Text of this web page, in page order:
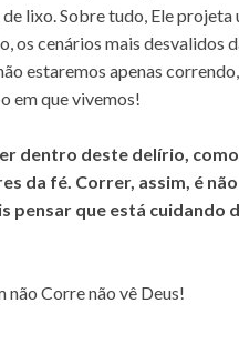
lixo. Sobre tudo, Ele
os cenários mais desvalidos
estaremos apenas
em que vivemos!
dentro deste delírio,
da fé. Correr, assim, é
pensar que está cuidando
não Corre não vê Deus!